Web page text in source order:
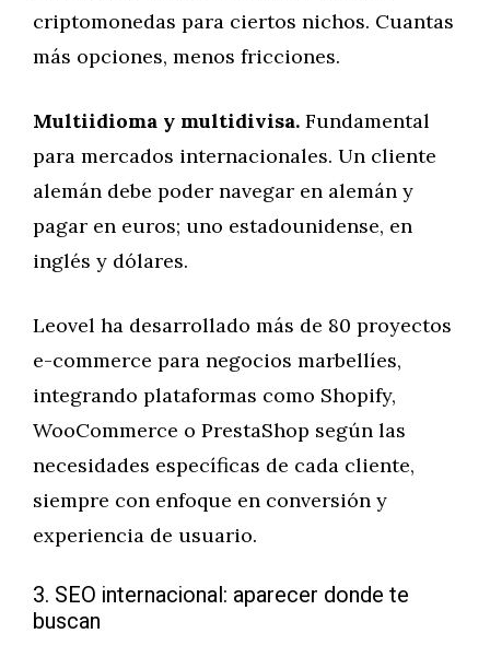
criptomonedas para ciertos nichos. Cuantas
más opciones, menos fricciones.
Multiidioma y multidivisa. Fundamental
para mercados internacionales. Un cliente
alemán debe poder navegar en alemán y
pagar en euros; uno estadounidense, en
inglés y dólares.
Leovel ha desarrollado más de 80 proyectos
e-commerce para negocios marbellíes,
integrando plataformas como Shopify,
WooCommerce o PrestaShop según las
necesidades específicas de cada cliente,
siempre con enfoque en conversión y
experiencia de usuario.
3. SEO internacional: aparecer donde te
buscan